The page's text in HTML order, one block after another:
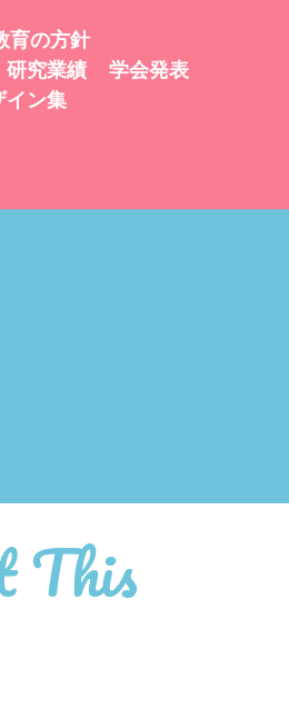
育の方針
研究業績
学会発表
イン集
This